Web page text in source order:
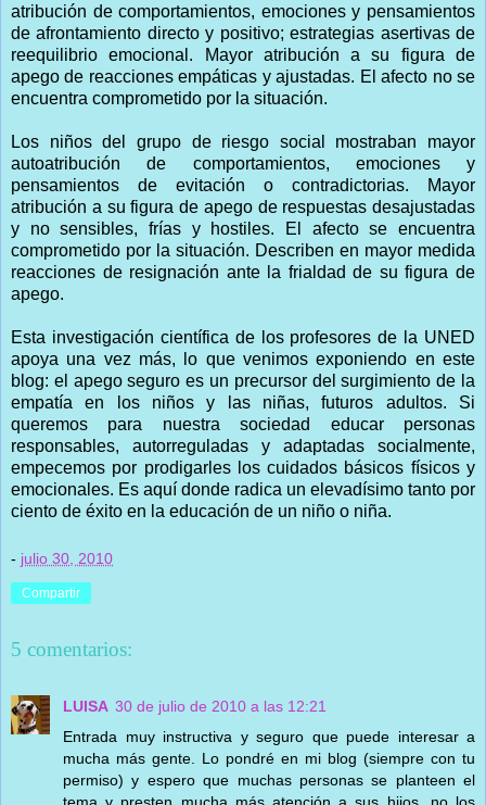
atribución de comportamientos, emociones y pensamientos
de afrontamiento directo y positivo; estrategias asertivas de
reequilibrio emocional. Mayor atribución a su figura de
apego de reacciones empáticas y ajustadas. El afecto no se
encuentra comprometido por la situación.
Los niños del grupo de riesgo social mostraban mayor
autoatribución de comportamientos, emociones y
pensamientos de evitación o contradictorias. Mayor
atribución a su figura de apego de respuestas desajustadas
y no sensibles, frías y hostiles. El afecto se encuentra
comprometido por la situación. Describen en mayor medida
reacciones de resignación ante la frialdad de su figura de
apego.
Esta investigación científica de los profesores de la UNED
apoya una vez más, lo que venimos exponiendo en este
blog: el apego seguro es un precursor del surgimiento de la
empatía en los niños y las niñas, futuros adultos. Si
queremos para nuestra sociedad educar personas
responsables, autorreguladas y adaptadas socialmente,
empecemos por prodigarles los cuidados básicos físicos y
emocionales. Es aquí donde radica un elevadísimo tanto por
ciento de éxito en la educación de un niño o niña.
- julio 30, 2010
Compartir
5 comentarios:
LUISA 30 de julio de 2010 a las 12:21
Entrada muy instructiva y seguro que puede interesar a
mucha más gente. Lo pondré en mi blog (siempre con tu
permiso) y espero que muchas personas se planteen el
tema y presten mucha más atención a sus hijos, no los